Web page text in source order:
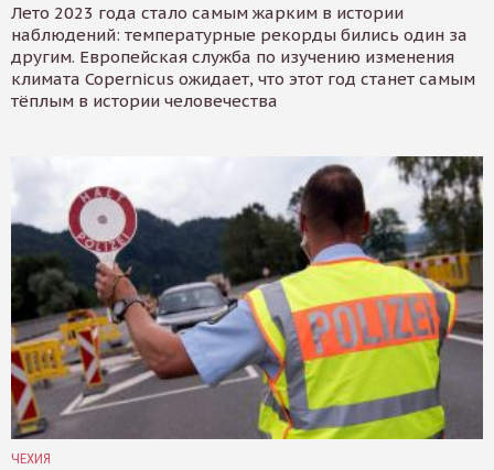
Лето 2023 года стало самым жарким в истории
наблюдений: температурные рекорды бились один за
другим. Европейская служба по изучению изменения
климата Copernicus ожидает, что этот год станет самым
тёплым в истории человечества
ЧЕХИЯ